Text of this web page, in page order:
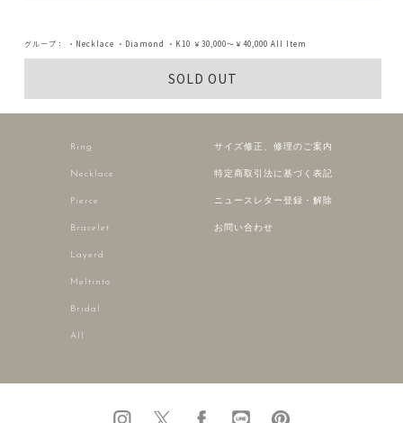
グループ： ・Necklace ・Diamond ・K10 ￥30,000～￥40,000 All Item
SOLD OUT
Ring
Necklace
Pierce
Bracelet
Layerd
Meltinto
Bridal
All
サイズ修正、修理のご案内
特定商取引法に基づく表記
ニュースレター登録・解除
お問い合わせ